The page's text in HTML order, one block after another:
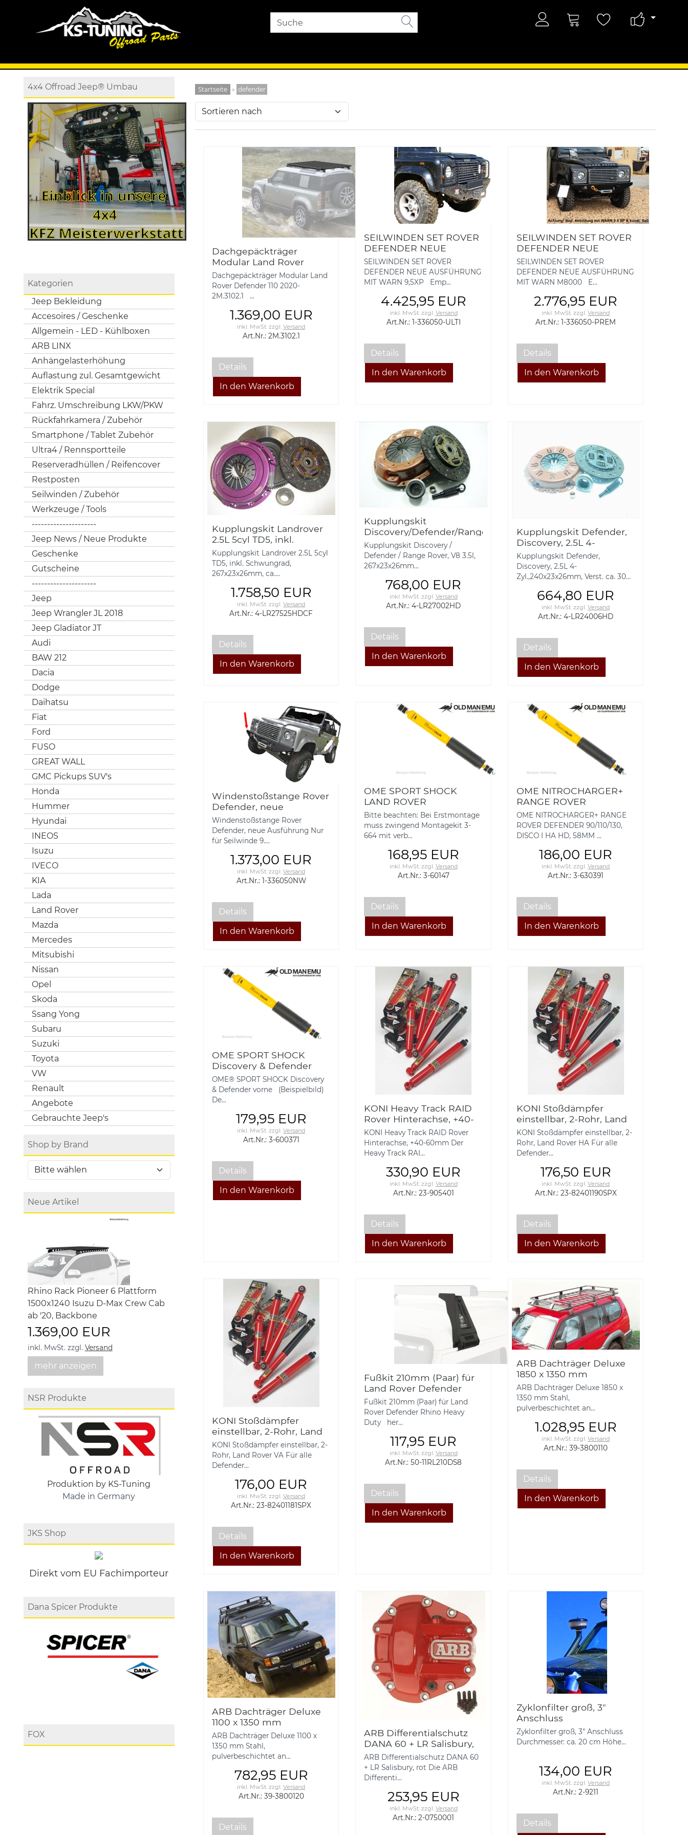
4x4 Offroad Jeep® Umbau
Kategorien
Jeep Bekleidung
Accesoires / Geschenke
Allgemein - LED - Kühlboxen
ARB LINX
Anhängelasterhöhung
Auflastung zul. Gesamtgewicht
Elektrik Special
Fahrz. Umschreibung LKW/PKW
Rückfahrkamera / Zubehör
Smartphone / Tablet Zubehör
Ultra4 / Rennsportteile
Reserveradhüllen / Reifencover
Restposten
Seilwinden / Zubehör
Werkzeuge / Tools
---------------------
Jeep News / Neue Produkte
Geschenke
Gutscheine
---------------------
Jeep
Jeep Wrangler JL 2018
Jeep Gladiator JT
Audi
BAW 212
Dacia
Dodge
Daihatsu
Fiat
Ford
FUSO
GREAT WALL
GMC Pickups SUV's
Honda
Hummer
Hyundai
INEOS
Isuzu
IVECO
KIA
Lada
Land Rover
Mazda
Mercedes
Mitsubishi
Nissan
Opel
Skoda
Ssang Yong
Subaru
Suzuki
Toyota
VW
Renault
Angebote
Gebrauchte Jeep's
Shop by Brand
Neue Artikel
Rhino Rack Pioneer 6 Plattform
1500x1240 Isuzu D-Max Crew Cab
ab '20, Backbone
1.369,00 EUR
inkl. MwSt. zzgl. Versand
mehr anzeigen
NSR Produkte
Produktion by KS-Tuning
Made in Germany
JKS Shop
Direkt vom EU Fachimporteur
Dana Spicer Produkte
FOX
Startseite » defender
Dachgepäckträger
Modular Land Rover
Defender 110 2020-
2M.3102.1
Dachgepäckträger Modular Land
Rover Defender 110 2020-
2M.3102.1 ...
1.369,00 EUR
inkl. MwSt. zzgl.Versand
Art.Nr.: 2M.3102.1
Details
SEILWINDEN SET ROVER
DEFENDER NEUE
AUSFÜHRUNG MIT
WARN 9,5XP, 1-336050-
ULTI
SEILWINDEN SET ROVER
DEFENDER NEUE AUSFÜHRUNG
MIT WARN 9,5XP Emp...
4.425,95 EUR
inkl. MwSt.zzgl. Versand
Art.Nr.: 1-336050-ULTI
Details
SEILWINDEN SET ROVER
DEFENDER NEUE
AUSFÜHRUNG MIT
WARN M8000, 1-336050-
PREM
SEILWINDEN SET ROVER
DEFENDER NEUE AUSFÜHRUNG
MIT WARN M8000 E...
2.776,95 EUR
inkl. MwSt. zzgl.Versand
Art.Nr.: 1-336050-PREM
Details
Kupplungskit Landrover
2.5L 5cyl TD5, inkl.
Schwungrad,
267x23x26mm, ca. 40%
Kupplungskit Landrover 2.5L 5cyl
TD5, inkl. Schwungrad,
267x23x26mm, ca....
1.758,50 EUR
inkl. MwSt. zzgl.Versand
Art.Nr.: 4-LR27525HDCF
Details
Kupplungskit
Discovery/Defender/Range
Rover, V8 3.5l,
267x23x26mm, ca. 25%
Kupplungskit Discovery /
Defender / Range Rover, V8 3.5l,
267x23x26mm...
768,00 EUR
inkl. MwSt.zzgl. Versand
Art.Nr.: 4-LR27002HD
Details
Kupplungskit Defender,
Discovery, 2.5L 4-
Zyl.,240x23x26mm, Verst.
ca. 30%
Kupplungskit Defender,
Discovery, 2.5L 4-
Zyl.,240x23x26mm, Verst. ca. 30...
664,80 EUR
inkl. MwSt. zzgl.Versand
Art.Nr.: 4-LR24006HD
Details
Windenstoßstange Rover
Defender, neue
Ausführung 1-336050NW
Windenstoßstange Rover
Defender, neue Ausführung Nur
für Seilwinde 9....
1.373,00 EUR
inkl. MwSt. zzgl.Versand
Art.Nr.: 1-336050NW
Details
OME SPORT SHOCK
LAND ROVER
DEFENDER, HA 3-60147
Bitte beachten: Bei Erstmontage
muss zwingend Montagekit 3-
664 mit verb...
168,95 EUR
inkl. MwSt.zzgl. Versand
Art.Nr.: 3-60147
Details
OME NITROCHARGER+
RANGE ROVER
DEFENDER 90/110/130,
DISCO I HA HD, 58MM
OME NITROCHARGER+ RANGE
ROVER DEFENDER 90/110/130,
DISCO I HA HD, 58MM ...
186,00 EUR
inkl. MwSt. zzgl.Versand
Art.Nr.: 3-630391
Details
OME SPORT SHOCK
Discovery & Defender
vorne
OME® SPORT SHOCK Discovery
& Defender vorne (Beispielbild)
De...
179,95 EUR
inkl. MwSt. zzgl.Versand
Art.Nr.: 3-600371
Details
KONI Heavy Track RAID
Rover Hinterachse, +40-
60mm
KONI Heavy Track RAID Rover
Hinterachse, +40-60mm Der
Heavy Track RAI...
330,90 EUR
inkl. MwSt.zzgl. Versand
Art.Nr.: 23-905401
Details
KONI Stoßdämpfer
einstellbar, 2-Rohr, Land
Rover HA
KONI Stoßdämpfer einstellbar, 2-
Rohr, Land Rover HA Für alle
Defender...
176,50 EUR
inkl. MwSt. zzgl.Versand
Art.Nr.: 23-82401190SPX
Details
KONI Stoßdämpfer
einstellbar, 2-Rohr, Land
Rover VA
KONI Stoßdämpfer einstellbar, 2-
Rohr, Land Rover VA Für alle
Defender...
176,00 EUR
inkl. MwSt. zzgl.Versand
Art.Nr.: 23-82401181SPX
Details
Fußkit 210mm (Paar) für
Land Rover Defender
Rhino Heavy Duty 50-
11RL210DS8
Fußkit 210mm (Paar) für Land
Rover Defender Rhino Heavy
Duty her...
117,95 EUR
inkl. MwSt.zzgl. Versand
Art.Nr.: 50-11RL210DS8
Details
ARB Dachträger Deluxe
1850 x 1350 mm
ARB Dachträger Deluxe 1850 x
1350 mm Stahl,
pulverbeschichtet an...
1.028,95 EUR
inkl. MwSt. zzgl.Versand
Art.Nr.: 39-3800110
Details
ARB Dachträger Deluxe
1100 x 1350 mm
ARB Dachträger Deluxe 1100 x
1350 mm Stahl,
pulverbeschichtet an...
782,95 EUR
inkl. MwSt. zzgl.Versand
Art.Nr.: 39-3800120
Details
ARB Differentialschutz
DANA 60 + LR Salisbury,
rot
ARB Differentialschutz DANA 60
+ LR Salisbury, rot Die ARB
Differenti...
253,95 EUR
inkl. MwSt.zzgl. Versand
Art.Nr.: 2-0750001
Zyklonfilter groß, 3"
Anschluss
Zyklonfilter groß, 3" Anschluss
Durchmesser: ca. 20 cm Höhe...
134,00 EUR
inkl. MwSt. zzgl.Versand
Art.Nr.: 2-9211
Details